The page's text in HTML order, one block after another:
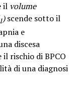
il volume
)scende sotto il
e
discesa
rischio di BPCO
di una diagnosi